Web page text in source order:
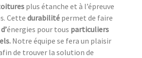
plus étanche et à l’épreuve
Cette durabilité permet de faire
énergies pour tous particuliers
Notre équipe se fera un plaisir
de trouver la solution de